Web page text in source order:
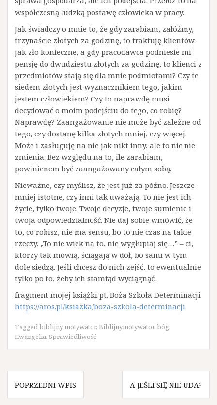
współczesną ludzką postawę człowieka w pracy.
Jak świadczy o mnie to, że gdy zarabiam, załóżmy,
trzynaście złotych za godzinę, to traktuję klientów
jak zło konieczne, a gdy pracodawca podniesie mi
pensję do dwudziestu złotych za godzinę, to klienci z
przedmiotów stają się dla mnie podmiotami? Czy te
siedem złotych jest wyznacznikiem tego, jakim
jestem człowiekiem? Czy to naprawdę musi
decydować o moim podejściu do tego, co robię?
Naprawdę? Zaangażowanie nie może być zależne od
tego, czy dostanę kilka złotych mniej, czy więcej.
Może i zasługuję na nie jak nikt inny, ale to nic nie
zmienia. Bez względu na to, ile zarabiam,
powinienem być zaangażowany całym sobą.
Nieważne, czy myślisz, że jest już za późno. Jeszcze
mniej istotne, czy inni tak uważają. To nie jest ich
życie, tylko twoje. Twoje decyzje, twoje sumienie i
twoja odpowiedzialność. Nie daj sobie wmówić, że
to, co robisz, nie ma sensu, bo to nie czas na takie
rzeczy. „To nie wiek na to, nie wygłupiaj się…” – ci,
którzy tak mówią, ściągają w dół, bo sami w tym
dole siedzą. Jeśli chcesz do nich zejść, to ewentualnie
tylko po to, żeby ich stamtąd wyciągnąć.
fragment mojej książki pt. Boża Szkoła Determinacji
https://aros.pl/ksiazka/boza-szkola-determinacji
Taggedbiblijny motywator, Biblijnymotywator, bóg,
Ewangelia, Sprawiedliwość
Nawigacja
wpisu
POPRZEDNI WPIS A JEŚLI SIĘ NIE UDA?